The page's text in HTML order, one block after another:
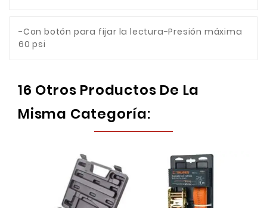
-Con botón para fijar la lectura-Presión máxima
60 psi
16 Otros Productos De La
Misma Categoría: